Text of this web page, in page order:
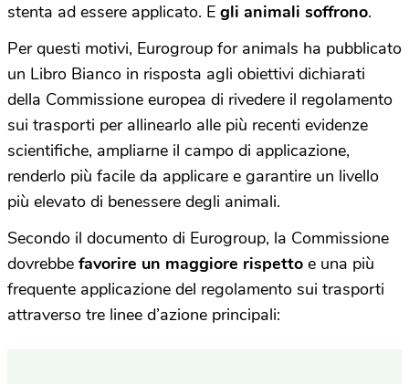
stenta ad essere applicato. E gli animali soffrono.
Per questi motivi, Eurogroup for animals ha pubblicato
un Libro Bianco in risposta agli obiettivi dichiarati
della Commissione europea di rivedere il regolamento
sui trasporti per allinearlo alle più recenti evidenze
scientifiche, ampliarne il campo di applicazione,
renderlo più facile da applicare e garantire un livello
più elevato di benessere degli animali.
Secondo il documento di Eurogroup, la Commissione
dovrebbe favorire un maggiore rispetto e una più
frequente applicazione del regolamento sui trasporti
attraverso tre linee d’azione principali: